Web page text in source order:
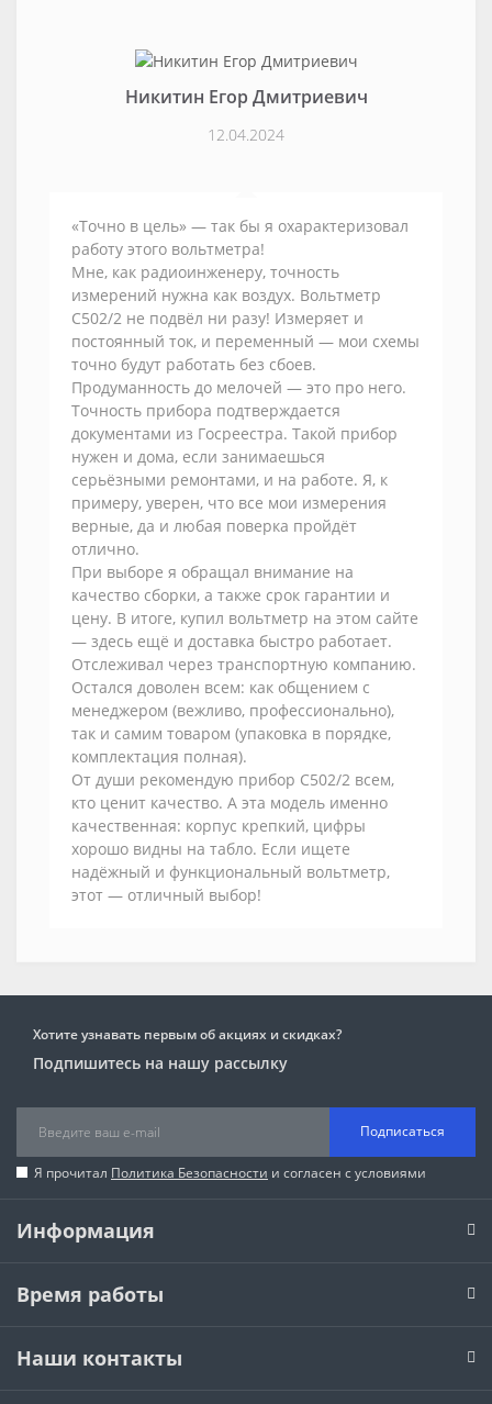
Никитин Егор Дмитриевич
12.04.2024
«Точно в цель» — так бы я охарактеризовал
работу этого вольтметра!
Мне, как радиоинженеру, точность
измерений нужна как воздух. Вольтметр
С502/2 не подвёл ни разу! Измеряет и
постоянный ток, и переменный — мои схемы
точно будут работать без сбоев.
Продуманность до мелочей — это про него.
Точность прибора подтверждается
документами из Госреестра. Такой прибор
нужен и дома, если занимаешься
серьёзными ремонтами, и на работе. Я, к
примеру, уверен, что все мои измерения
верные, да и любая поверка пройдёт
отлично.
При выборе я обращал внимание на
качество сборки, а также срок гарантии и
цену. В итоге, купил вольтметр на этом сайте
— здесь ещё и доставка быстро работает.
Отслеживал через транспортную компанию.
Остался доволен всем: как общением с
менеджером (вежливо, профессионально),
так и самим товаром (упаковка в порядке,
комплектация полная).
От души рекомендую прибор С502/2 всем,
кто ценит качество. А эта модель именно
качественная: корпус крепкий, цифры
хорошо видны на табло. Если ищете
надёжный и функциональный вольтметр,
этот — отличный выбор!
Хотите узнавать первым об акциях и скидках?
Подпишитесь на нашу рассылку
Подписаться
Я прочитал Политика Безопасности и согласен с условиями
Информация
Время работы
Наши контакты